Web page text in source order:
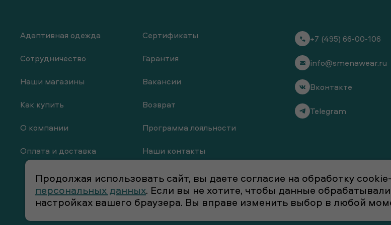
Адаптивная одежда
Сотрудничество
Наши магазины
Как купить
О компании
Оплата и доставка
Сертификаты
Гарантия
Вакансии
Возврат
Программа лояльности
Наши контакты
+7 (495) 66-00-106
info@smenawear.ru
Вконтакте
Telegram
Продолжая использовать сайт, вы даете согласие на обработку
персональных данных. Если вы не хотите, чтобы данные
настройках вашего браузера. Вы вправе изменить выбор в любой